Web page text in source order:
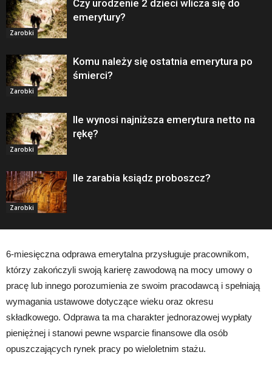
Zarobki
Czy urodzenie 2 dzieci wlicza się do
emerytury?
Zarobki
Komu należy się ostatnia emerytura po
śmierci?
Zarobki
Ile wynosi najniższa emerytura netto na
rękę?
Zarobki
Ile zarabia ksiądz proboszcz?
6-miesięczna odprawa emerytalna przysługuje pracownikom,
którzy zakończyli swoją karierę zawodową na mocy umowy o
pracę lub innego porozumienia ze swoim pracodawcą i spełniają
wymagania ustawowe dotyczące wieku oraz okresu
składkowego. Odprawa ta ma charakter jednorazowej wypłaty
pieniężnej i stanowi pewne wsparcie finansowe dla osób
opuszczających rynek pracy po wieloletnim stażu.